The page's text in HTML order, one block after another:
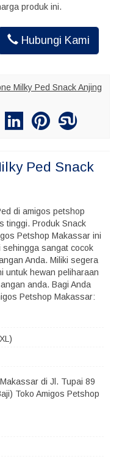
produk ini.
Hubungi Kami
Milky Ped Snack Anjing
Ped Snack
di amigos petshop
tinggi. Produk Snack
Petshop Makassar ini
sangat cocok
Anda. Miliki segera
untuk hewan peliharaan
anda. Bagi Anda
Petshop Makassar:
di Jl. Tupai 89
Toko Amigos Petshop